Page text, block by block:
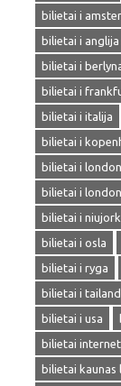
bilietai i
bilietai i
bilietai i
bilietai i
bilietai i italija
bilietai i
bilietai i
bilietai i
bilietai i
bilietai i osla
bilietai i ryga
bilietai i
bilietai i usa
bilietai
bilietai kaunas